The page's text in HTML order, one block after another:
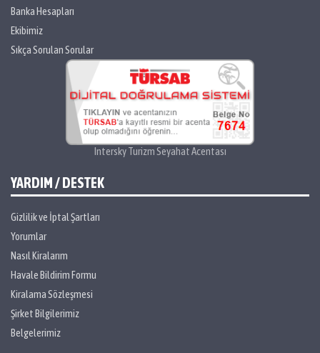
Banka Hesapları
Ekibimiz
Sıkça Sorulan Sorular
Intersky Turizm Seyahat Acentası
YARDIM / DESTEK
Gizlilik ve İptal Şartları
Yorumlar
Nasıl Kiralarım
Havale Bildirim Formu
Kiralama Sözleşmesi
Şirket Bilgilerimiz
Belgelerimiz